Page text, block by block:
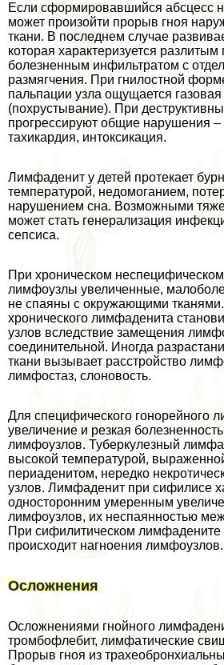
Если сформировавшийся абсцесс
может произойти прорыв гноя
ткани. В последнем случае
которая хаpaктеризуется
болезненным инфильтратом с
размягчения. При гнилостной
пальпации узла ощущается газовая
(похрустывание). При
прогрессируют общие нарушения –
тахикардия, интоксикация.
Лимфаденит у детей протекает
температурой, недомоганием,
нарушением сна. Возможными
может стать генерализация
сепсиса.
При хроническом
лимфоузлы увеличенные,
не спаяны с окружающими
хронического лимфаденита
узлов вследствие замещения
соединительной. Иногда
ткани вызывает расстройство
лимфостаз, слоновость.
Для специфического гонорейного
увеличение и резкая
лимфоузлов. Туберкулезный
высокой температурой,
периаденитом, нередко
узлов. Лимфаденит при сифилисе
односторонним умеренным
лимфоузлов, их неспаянностью
При сифилитическом лимфадените
происходит нагноения лимфоузлов.
Осложнения
Осложнениями гнойного
тромбофлебит, лимфатические
Прорыв гноя из